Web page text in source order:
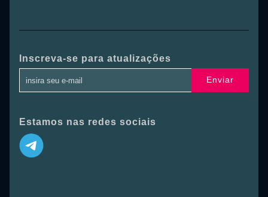
Inscreva-se para atualizações
Enviar
Estamos nas redes sociais